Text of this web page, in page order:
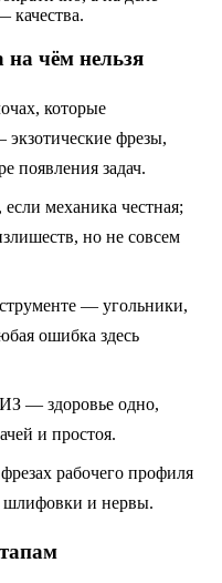
качества.
чём нельзя
которые
экзотические фрезы,
появления задач.
механика честная;
но не совсем
— угольники,
ошибка здесь
— здоровье одно,
и простоя.
рабочего профиля
шлифовки и нервы.